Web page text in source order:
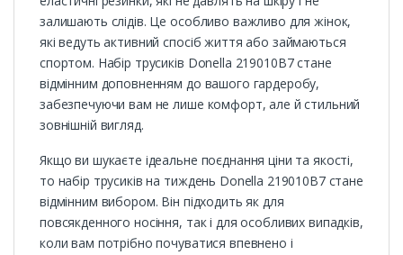
залишають слідів. Це особливо важливо для жінок,
які ведуть активний спосіб життя або займаються
спортом. Набір трусиків Donella 219010B7 стане
відмінним доповненням до вашого гардеробу,
забезпечуючи вам не лише комфорт, але й стильний
зовнішній вигляд.
Якщо ви шукаєте ідеальне поєднання ціни та якості,
то набір трусиків на тиждень Donella 219010B7 стане
відмінним вибором. Він підходить як для
повсякденного носіння, так і для особливих випадків,
коли вам потрібно почуватися впевнено і